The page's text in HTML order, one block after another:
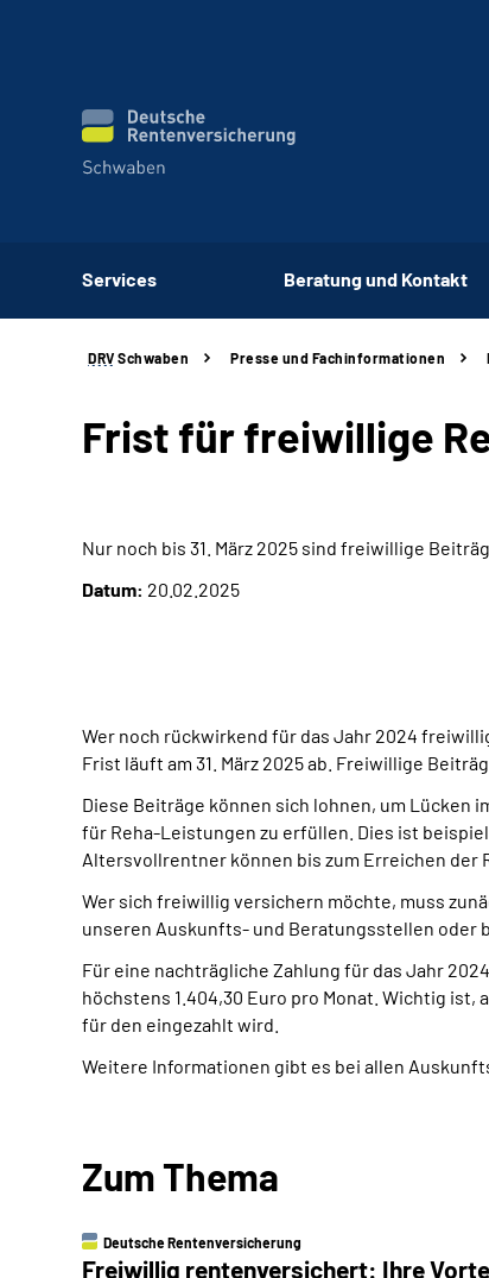
Services Beratung und Kontakt
DRV Schwaben Presse und Fachinformationen
Frist für freiwillige
Nur noch bis 31. März 2025 sind freiwillige
Datum: 20.02.2025
Wer noch rückwirkend für das Jahr 2024
Frist läuft am 31. März 2025 ab. Freiwillige
Diese Beiträge können sich lohnen, um
für Reha-Leistungen zu erfüllen. Dies ist
Altersvollrentner können bis zum Erreichen der
Wer sich freiwillig versichern möchte, muss
unseren Auskunfts- und Beratungsstellen oder
Für eine nachträgliche Zahlung für das Jahr
höchstens 1.404,30 Euro pro Monat. Wichtig
für den eingezahlt wird.
Weitere Informationen gibt es bei allen
Zum Thema
Deutsche Rentenversicherung
Freiwillig rentenversichert: Ihre